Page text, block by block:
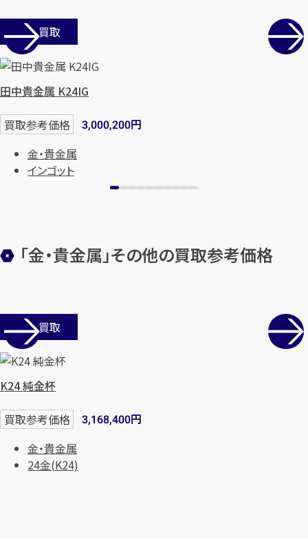
店舗買取
田中貴金属 K24IG
買取参考価格 3,000,200円
金・貴金属
インゴット
「金・貴金属」その他の買取参考価格
店舗買取
K24 純金杯
買取参考価格 3,168,400円
金・貴金属
24金(K24)